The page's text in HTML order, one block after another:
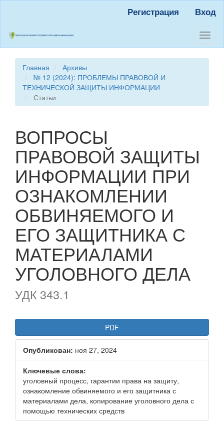
содержанию
навигация
Основное
содержание
Боковая
панель
Регистрация Вход
Главная
Архивы
№ 12 (2024): ПРОБЛЕМЫ ПРАВОВОЙ И
ТЕХНИЧЕСКОЙ ЗАЩИТЫ ИНФОРМАЦИИ
Статьи
ВОПРОСЫ
ПРАВОВОЙ ЗАЩИТЫ
ИНФОРМАЦИИ ПРИ
ОЗНАКОМЛЕНИИ
ОБВИНЯЕМОГО И
ЕГО ЗАЩИТНИКА С
МАТЕРИАЛАМИ
УГОЛОВНОГО ДЕЛА
УДК 343.1
Статья
боковой
панели
PDF
Опубликован: ноя 27, 2024
Ключевые слова:
уголовный процесс, гарантии права на защиту,
ознакомление обвиняемого и его защитника с
материалами дела, копирование уголовного дела с
помощью технических средств